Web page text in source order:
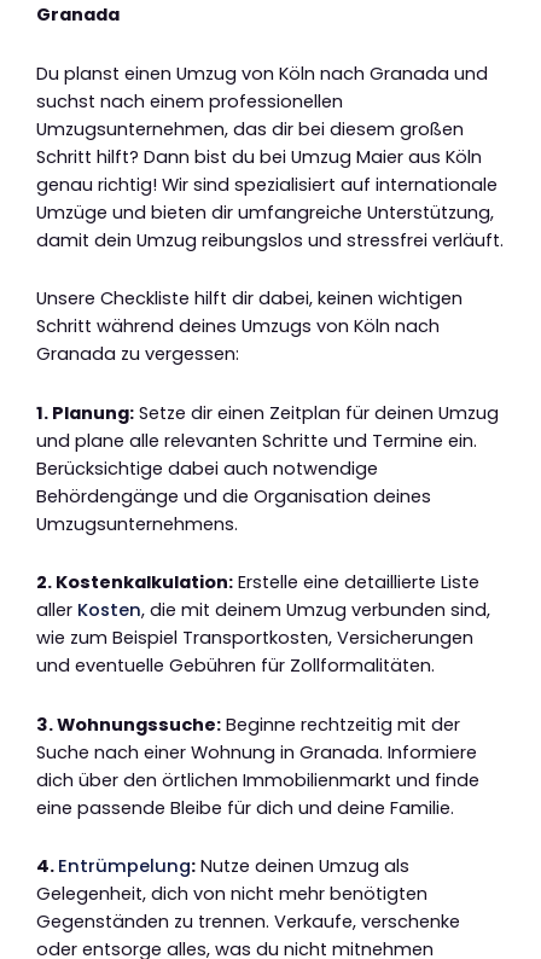
Granada
Du planst einen Umzug von Köln nach Granada und
suchst nach einem professionellen
Umzugsunternehmen, das dir bei diesem großen
Schritt hilft? Dann bist du bei Umzug Maier aus Köln
genau richtig! Wir sind spezialisiert auf internationale
Umzüge und bieten dir umfangreiche Unterstützung,
damit dein Umzug reibungslos und stressfrei verläuft.
Unsere Checkliste hilft dir dabei, keinen wichtigen
Schritt während deines Umzugs von Köln nach
Granada zu vergessen:
1. Planung: Setze dir einen Zeitplan für deinen Umzug
und plane alle relevanten Schritte und Termine ein.
Berücksichtige dabei auch notwendige
Behördengänge und die Organisation deines
Umzugsunternehmens.
2. Kostenkalkulation: Erstelle eine detaillierte Liste
aller Kosten, die mit deinem Umzug verbunden sind,
wie zum Beispiel Transportkosten, Versicherungen
und eventuelle Gebühren für Zollformalitäten.
3. Wohnungssuche: Beginne rechtzeitig mit der
Suche nach einer Wohnung in Granada. Informiere
dich über den örtlichen Immobilienmarkt und finde
eine passende Bleibe für dich und deine Familie.
4. Entrümpelung: Nutze deinen Umzug als
Gelegenheit, dich von nicht mehr benötigten
Gegenständen zu trennen. Verkaufe, verschenke
oder entsorge alles, was du nicht mitnehmen